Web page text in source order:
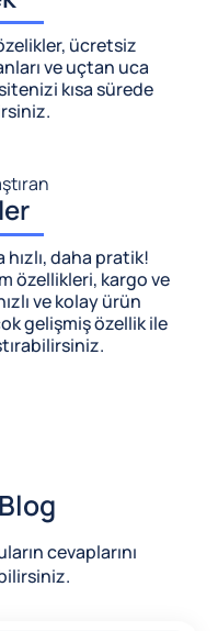
ücretsiz
ve uçtan uca
kısa sürede
daha pratik!
özellikleri, kargo ve
ve kolay ürün
gelişmiş özellik ile
cevaplarını